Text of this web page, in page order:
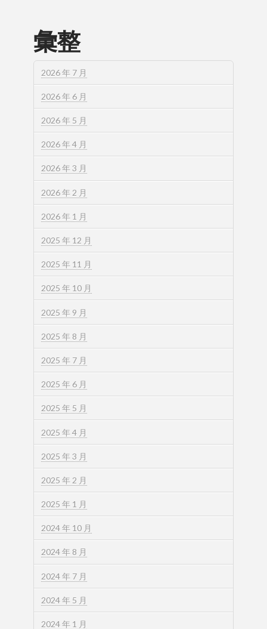
彙整
2026 年 7 月
2026 年 6 月
2026 年 5 月
2026 年 4 月
2026 年 3 月
2026 年 2 月
2026 年 1 月
2025 年 12 月
2025 年 11 月
2025 年 10 月
2025 年 9 月
2025 年 8 月
2025 年 7 月
2025 年 6 月
2025 年 5 月
2025 年 4 月
2025 年 3 月
2025 年 2 月
2025 年 1 月
2024 年 10 月
2024 年 8 月
2024 年 7 月
2024 年 5 月
2024 年 1 月